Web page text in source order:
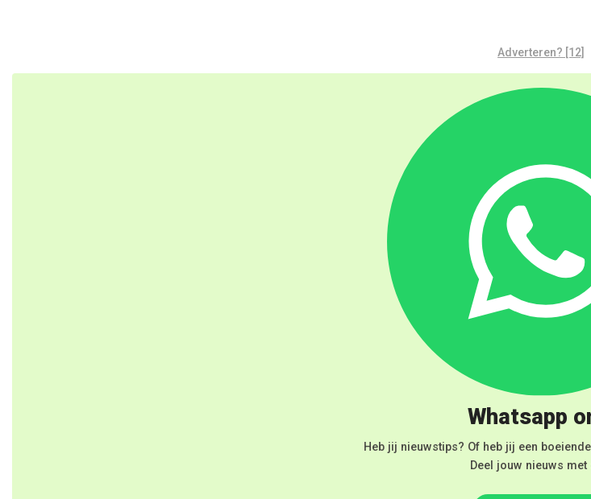
Adverteren? [12]
Whatsapp
Heb jij nieuwstips? Of heb jij een
Deel jouw nieuws met